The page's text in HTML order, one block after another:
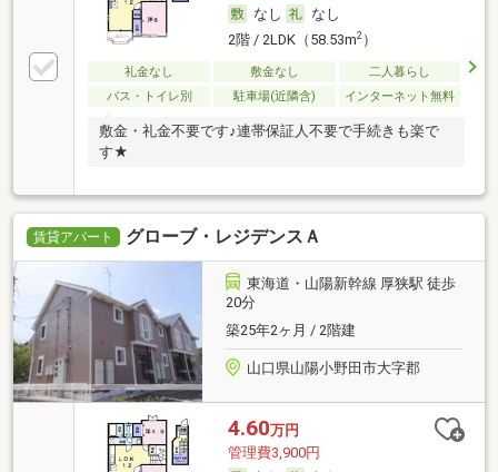
なし
なし
2階 / 2LDK（58.53m2）
礼金なし 敷金なし
二人暮らし
バス・トイレ別
駐車場(近隣含) インターネット無料
敷金・礼金不要です♪連帯保証人不要で手続きも楽で
す★
賃貸アパート グローブ・レジデンスＡ
東海道・山陽新幹線 厚狭駅 徒歩
20分
築25年2ヶ月 / 2階建
山口県山陽小野田市大字郡
4.60万円
管理費3,900円